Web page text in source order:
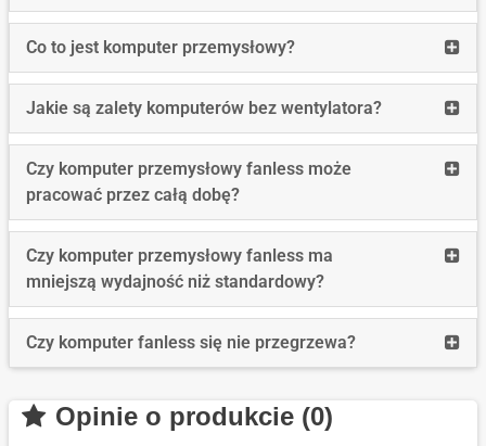
Jak
długo
są
Co to jest komputer przemysłowy?
Read
more:
Co
jest
Jakie są zalety komputerów bez wentylatora?
Read
more:
Jakie
bez
Czy komputer przemysłowy fanless może
pracować przez całą dobę?
Read
Czy
może
Czy komputer przemysłowy fanless ma
mniejszą wydajność niż standardowy?
Read
Czy
Czy komputer fanless się nie przegrzewa?
Read
more:
Opinie o produkcie (0)